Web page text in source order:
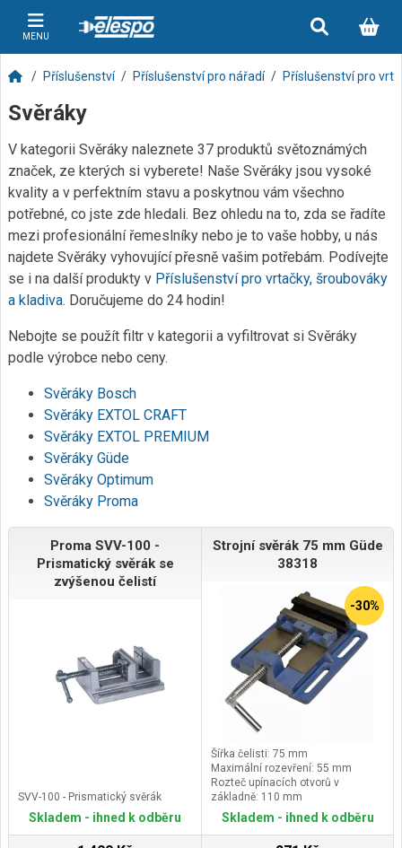
MENU
Příslušenství Příslušenství pro nářadí Příslušenství pro
Svěráky
V kategorii Svěráky naleznete 37 produktů světoznámých
značek, ze kterých si vyberete! Naše Svěráky jsou vysoké
kvality a v perfektním stavu a poskytnou vám všechno
potřebné, co jste zde hledali. Bez ohledu na to, zda se řadíte
mezi profesionální řemeslníky nebo je to vaše hobby, u nás
najdete Svěráky vyhovující přesně vašim potřebám. Podívejte
se i na další produkty v Příslušenství pro vrtačky, šroubováky
a kladiva. Doručujeme do 24 hodin!
Nebojte se použít filtr v kategorii a vyfiltrovat si Svěráky
podle výrobce nebo ceny.
Svěráky Bosch
Svěráky EXTOL CRAFT
Svěráky EXTOL PREMIUM
Svěráky Güde
Svěráky Optimum
Svěráky Proma
Proma SVV-100 -
Prismatický svěrák se
zvýšenou čelistí
SVV-100 - Prismatický svěrák
Skladem - ihned k odběru
Strojní svěrák 75 mm Güde
38318
-30%
Šířka čelisti: 75 mm
Maximální rozevření: 55 mm
Rozteč upínacích otvorů v
základně: 110 mm
Kompatibilita s modely vrtaček
GUDE®: 55120, 55190, 55191,
55192,
Skladem - ihned k odběru